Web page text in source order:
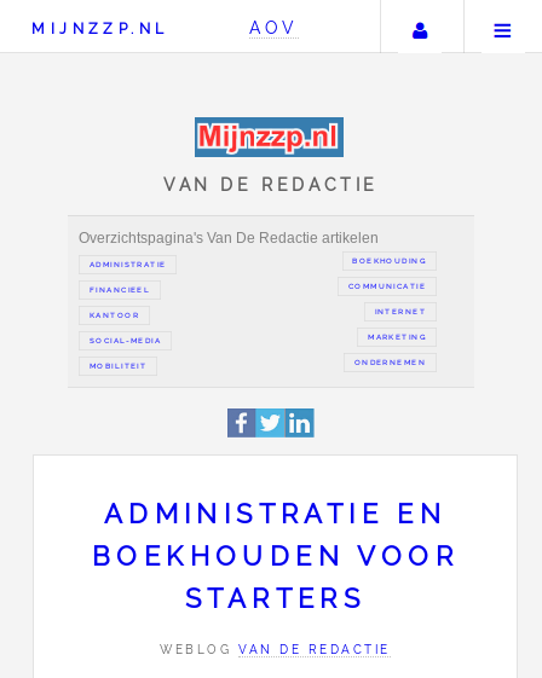
MIJNZZP.NL AOV Uw
VAN DE REDACTIE
Overzichtspagina's Van De Redactie artikelen
ADMINISTRATIE
MOBILITEIT
ADMINISTRATIE EN
BOEKHOUDEN VOOR
STARTERS
WEBLOGVAN DE REDACTIE